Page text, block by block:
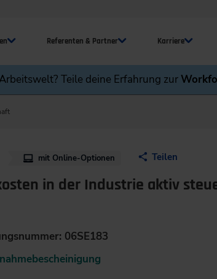
Referenten & Partner Karriere
Teile deine Erfahrung zur
mit Online-Optionen Teilen
in der Industrie aktiv
06SE183